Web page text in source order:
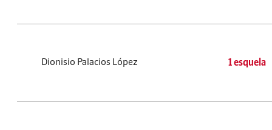
Dionisio Palacios López 1 esquela